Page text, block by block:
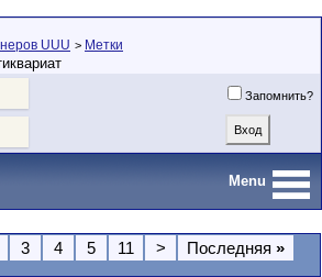
UUU > Метки
Запомнить?
Menu
3 4 5 11 > Последняя »